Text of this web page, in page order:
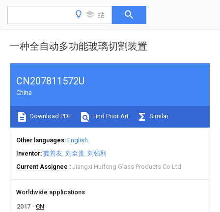
一种全自动多功能玻璃切割装置
CN207811572U
China
Download PDF Find Prior Art Similar
Other languages English
Inventor 龚善友 刘全贵 刘强利
Current Assignee
Jiangxi Huifeng Glass Products Co Ltd
Worldwide applications
2017
CN